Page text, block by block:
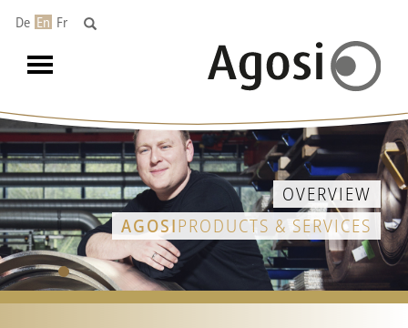
De En Fr
Toggle
navigation
OVERVIEW
AGOSIPRODUCTS & SERVICES